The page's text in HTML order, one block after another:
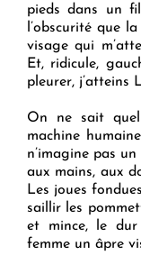
pieds dans un
l’obscurité que
visage qui
Et, ridicule,
pleurer, j’atteins
On ne sait
machine
n’imagine pas
aux mains, aux
Les joues
saillir les
et mince, le dur
femme un âpre